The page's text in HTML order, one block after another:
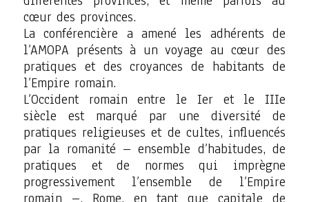
cœur des provinces.
La conférencière a amené les adhérents de
l’AMOPA présents à un voyage au cœur des
pratiques et des croyances de habitants de
l’Empire romain.
L’Occident romain entre le Ier et le IIIe
siècle est marqué par une diversité de
pratiques religieuses et de cultes, influencés
par la romanité – ensemble d’habitudes, de
pratiques et de normes qui imprègne
progressivement l’ensemble de l’Empire
romain –. Rome, en tant que capitale de